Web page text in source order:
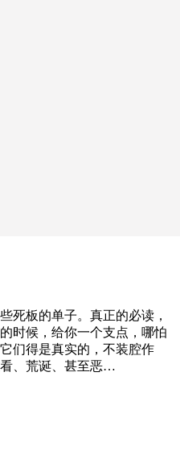
死板的单子。真正的必读，
时候，给你一个支点，哪怕
们得是真实的，不装腔作
、荒诞、甚至恶…